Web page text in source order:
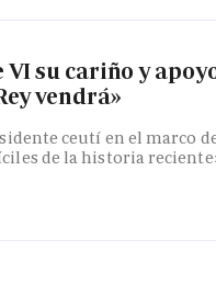
VI su cariño y
vendrá»
ceutí en el marco
de la historia